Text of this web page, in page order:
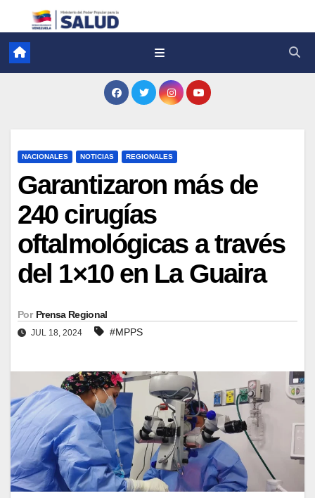
NACIONALES NOTICIAS REGIONALES
Garantizaron más de
240 cirugías
oftalmológicas a través
del 1×10 en La Guaira
Por Prensa Regional
JUL 18, 2024 #MPPS